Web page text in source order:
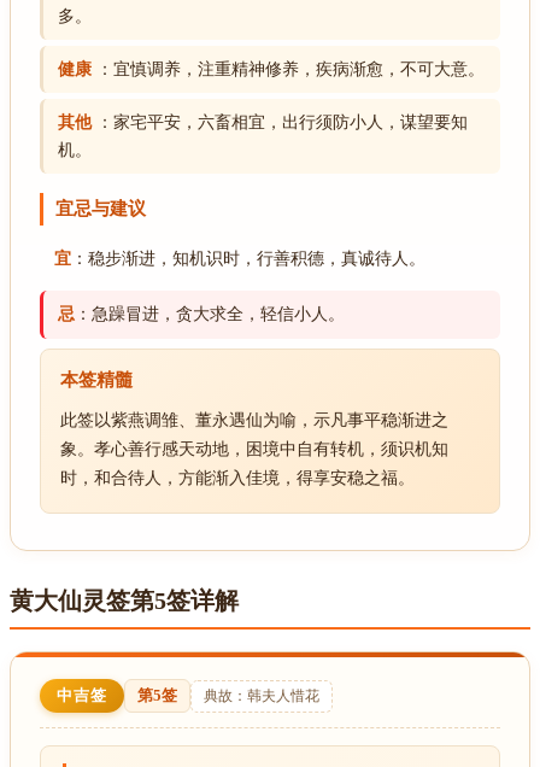
多。
健康 ：宜慎调养，注重精神修养，疾病渐愈，不可大意。
其他
：家宅平安，六畜相宜，出行须防小人，谋望要知
机。
宜忌与建议
宜 ：稳步渐进，知机识时，行善积德，真诚待人。
忌 ：急躁冒进，贪大求全，轻信小人。
本签精髓
此签以紫燕调雏、董永遇仙为喻，示凡事平稳渐进之
象。孝心善行感天动地，困境中自有转机，须识机知
时，和合待人，方能渐入佳境，得享安稳之福。
黄大仙灵签第5签详解
中吉签 第5签 典故：韩夫人惜花